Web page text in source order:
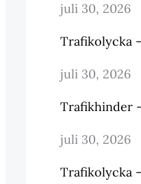
juli 30, 2026
Trafikolycka
juli 30, 2026
Trafikhinder
juli 30, 2026
Trafikolycka